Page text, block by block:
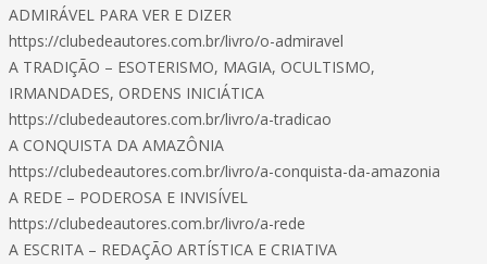
ADMIRÁVEL PARA VER E DIZER
https://clubedeautores.com.br/livro/o-admiravel
A TRADIÇÃO – ESOTERISMO, MAGIA, OCULTISMO,
IRMANDADES, ORDENS INICIÁTICA
https://clubedeautores.com.br/livro/a-tradicao
A CONQUISTA DA AMAZÔNIA
https://clubedeautores.com.br/livro/a-conquista-da-amazonia
A REDE – PODEROSA E INVISÍVEL
https://clubedeautores.com.br/livro/a-rede
A ESCRITA – REDAÇÃO ARTÍSTICA E CRIATIVA